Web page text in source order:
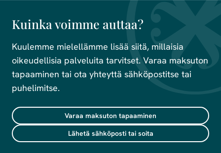
Kuinka voimme auttaa?
Kuulemme mielellämme lisää siitä, millaisia
oikeudellisia palveluita tarvitset. Varaa maksuton
tapaaminen tai ota yhteyttä sähköpostitse tai
puhelimitse.
Varaa maksuton tapaaminen
Lähetä sähköposti tai soita